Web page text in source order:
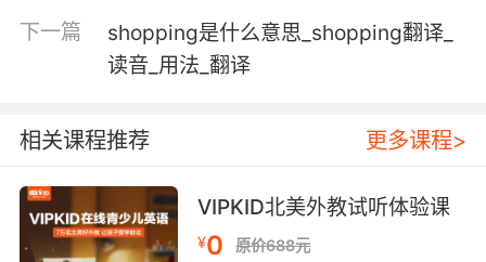
incapable of being changed or moved or
undone; e.g.
【fixed相关词】
basifixed adj. 基部（下部）附着的;
【fixed相关词条】
下一篇
shopping是什么意思_shopping翻译_
读音_用法_翻译
相关课程推荐 更多课程>
VIPKID北美外教试听体验课
¥0 原价688元